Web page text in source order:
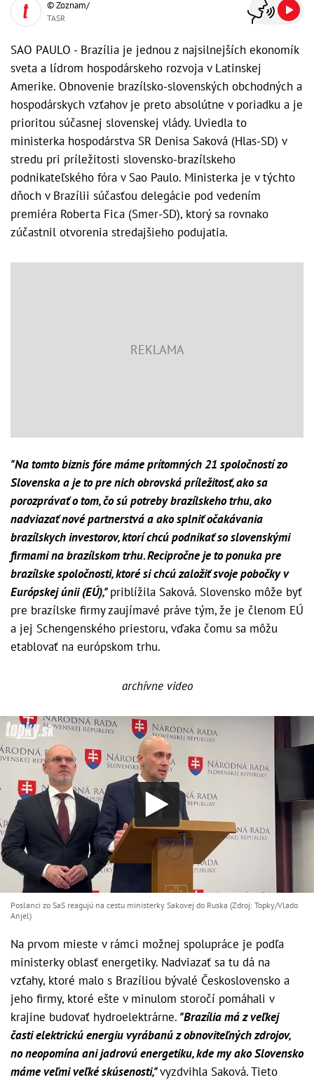
© Zoznam/
TASR
SAO PAULO - Brazília je jednou z najsilnejších ekonomík
sveta a lídrom hospodárskeho rozvoja v Latinskej
Amerike. Obnovenie brazílsko-slovenských obchodných a
hospodárskych vzťahov je preto absolútne v poriadku a je
prioritou súčasnej slovenskej vlády. Uviedla to
ministerka hospodárstva SR Denisa Saková (Hlas-SD) v
stredu pri príležitosti slovensko-brazílskeho
podnikateľského fóra v Sao Paulo. Ministerka je v týchto
dňoch v Brazílii súčasťou delegácie pod vedením
premiéra Roberta Fica (Smer-SD), ktorý sa rovnako
zúčastnil otvorenia stredajšieho podujatia.
"Na tomto biznis fóre máme prítomných 21 spoločností zo
Slovenska a je to pre nich obrovská príležitosť, ako sa
porozprávať o tom, čo sú potreby brazílskeho trhu, ako
nadviazať nové partnerstvá a ako splniť očakávania
brazílskych investorov, ktorí chcú podnikať so slovenskými
firmami na brazílskom trhu. Recipročne je to ponuka pre
brazílske spoločnosti, ktoré si chcú založiť svoje pobočky v
Európskej únii (EÚ),"priblížila Saková. Slovensko môže byť
pre brazílske firmy zaujímavé práve tým, že je členom EÚ
a jej Schengenského priestoru, vďaka čomu sa môžu
etablovať na európskom trhu.
archívne video
Poslanci zo SaS reagujú na cestu ministerky Sakovej do Ruska (Zdroj: Topky/Vlado
Anjel)
Na prvom mieste v rámci možnej spolupráce je podľa
ministerky oblasť energetiky. Nadviazať sa tu dá na
vzťahy, ktoré malo s Brazíliou bývalé Československo a
jeho firmy, ktoré ešte v minulom storočí pomáhali v
krajine budovať hydroelektrárne. "Brazília má z veľkej
časti elektrickú energiu vyrábanú z obnoviteľných zdrojov,
no neopomína ani jadrovú energetiku, kde my ako Slovensko
máme veľmi veľké skúsenosti,"vyzdvihla Saková. Tieto